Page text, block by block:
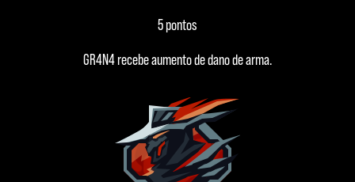
5 pontos
GR4N4 recebe aumento de dano de arma.